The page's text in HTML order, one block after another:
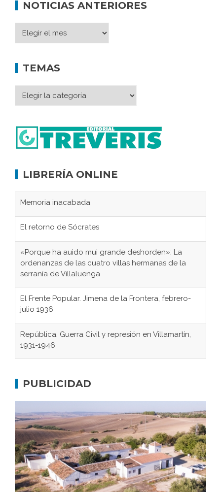
NOTICIAS ANTERIORES
TEMAS
LIBRERÍA ONLINE
Memoria inacabada
El retorno de Sócrates
«Porque ha auido mui grande deshorden»: La
ordenanzas de las cuatro villas hermanas de la
serranía de Villaluenga
El Frente Popular. Jimena de la Frontera, febrero-
julio 1936
República, Guerra Civil y represión en Villamartín,
1931-1946
concentración nazis
Bornos
El Frente Popular. Ubrique, febrero-julio 1936
Juntar las letras. La alfabetización en el campo: del
afán de saber a la autogestión
PUBLICIDAD